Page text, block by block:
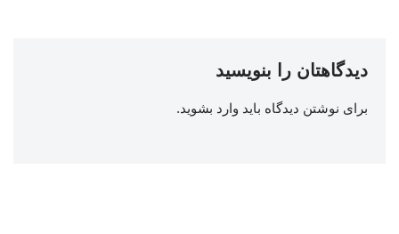
دیدگاهتان را بنویسید
برای نوشتن دیدگاه باید وارد بشوید.